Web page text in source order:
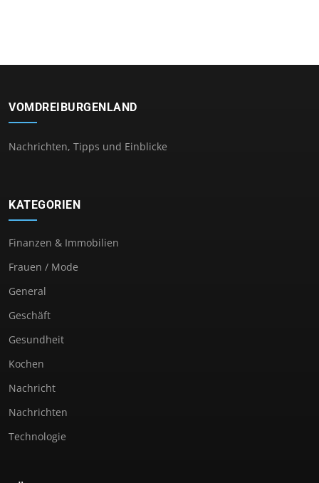
VOMDREIBURGENLAND
Nachrichten, Tipps und Einblicke
KATEGORIEN
Finanzen & Immobilien
Frauen / Mode
General
Geschäft
Gesundheit
Kochen
Nachricht
Nachrichten
Technologie